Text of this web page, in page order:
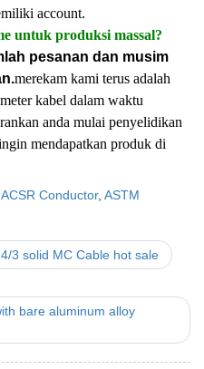
account.
untuk produksi massal?
pesanan dan musim
merekam kami terus adalah
kabel dalam waktu
anda mulai penyelidikan
mendapatkan produk di
ACSR Conductor, ASTM
3 solid MC Cable hot sale
bare aluminum alloy